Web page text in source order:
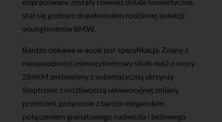
stał się godnym dopełnieniem rodzinnej kolekcji
youngtimerów BMW.
Bardzo ciekawa w aucie jest specyfikacja. Znany z
niezawodności ośmiocylindrowy silnik m62 o mocy
286KM zestawiony z automatyczną skrzynią
Steptronic z możliwością sekwencyjnej zmiany
przełożeń, połączone z bardzo eleganckim
połączeniem granatowego nadwozia i beżowego